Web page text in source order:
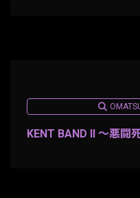
KENT BAND II 〜悪闘